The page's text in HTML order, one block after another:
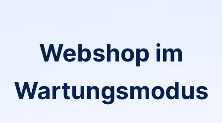
Webshop im
Wartungsmodus